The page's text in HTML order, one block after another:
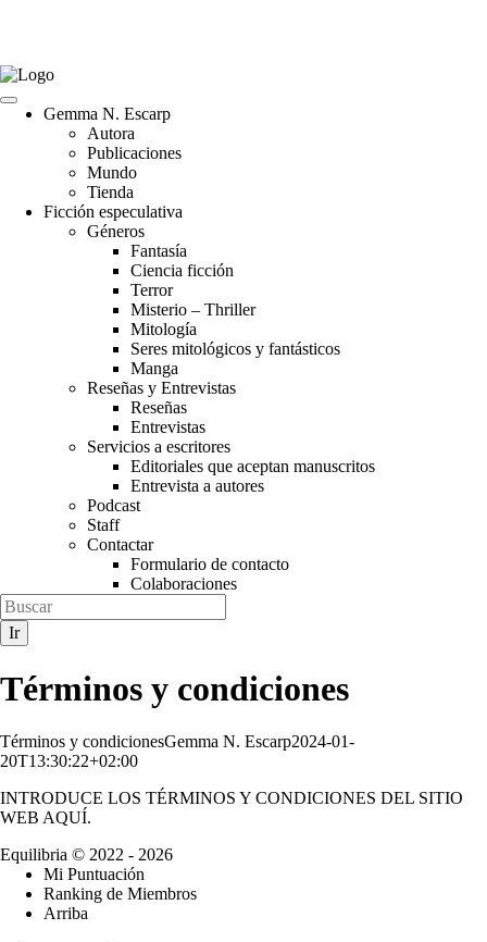
Gemma N. Escarp
Autora
Publicaciones
Mundo
Tienda
Ficción especulativa
Géneros
Fantasía
Ciencia ficción
Terror
Misterio – Thriller
Mitología
Seres mitológicos y fantásticos
Manga
Reseñas y Entrevistas
Reseñas
Entrevistas
Servicios a escritores
Editoriales que aceptan manuscritos
Entrevista a autores
Podcast
Staff
Contactar
Formulario de contacto
Colaboraciones
Términos y condiciones
Términos y condicionesGemma N. Escarp2024-01-
20T13:30:22+02:00
INTRODUCE LOS TÉRMINOS Y CONDICIONES DEL SITIO
WEB AQUÍ.
Equilibria © 2022 - 2026
Mi Puntuación
Ranking de Miembros
Arriba